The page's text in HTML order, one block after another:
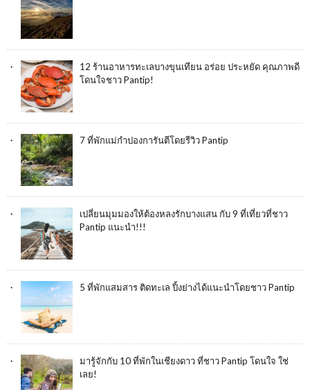
12 ร้านอาหารทะเลบางขุนเทียน อร่อย ประหยัด คุณภาพดี
โดนใจชาว Pantip!
7 ที่พักแม่กำปองการันตีโดยรีวิว Pantip
เปลี่ยนมุมมองให้ต้องหลงรักบางแสน กับ 9 ที่เที่ยวที่ชาว
Pantip แนะนำ!!!
5 ที่พักแสมสาร ติดทะเล ปิ้งย่างได้แนะนำโดยชาว Pantip
มารู้จักกับ 10 ที่พักในเชียงดาว ที่ชาว Pantip โดนใจ ใช่
เลย!